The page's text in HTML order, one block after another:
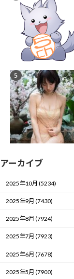
アーカイブ
2025年10月 (5234)
2025年9月 (7430)
2025年8月 (7924)
2025年7月 (7923)
2025年6月 (7678)
2025年5月 (7900)